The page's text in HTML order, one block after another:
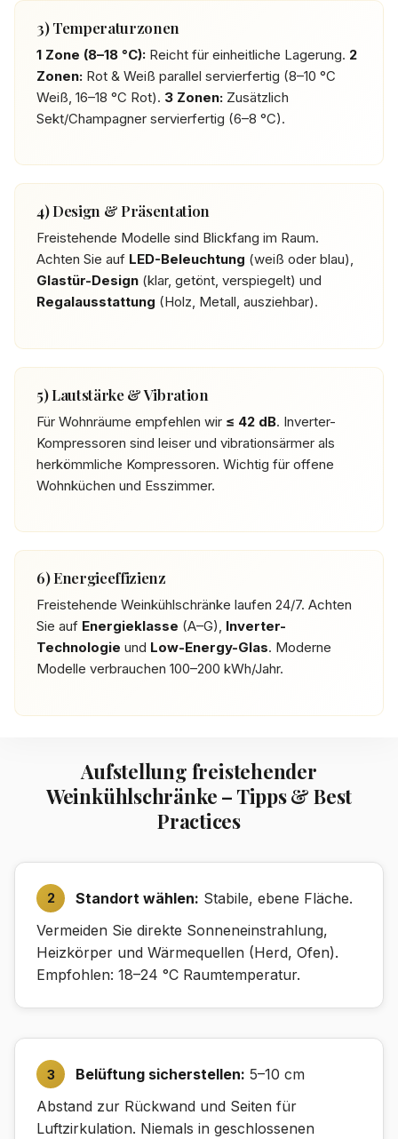
3) Temperaturzonen
1 Zone (8–18 °C): Reicht für einheitliche Lagerung. 2
Zonen: Rot & Weiß parallel servierfertig (8–10 °C
Weiß, 16–18 °C Rot). 3 Zonen: Zusätzlich
Sekt/Champagner servierfertig (6–8 °C).
4) Design & Präsentation
Freistehende Modelle sind Blickfang im Raum.
Achten Sie auf LED-Beleuchtung (weiß oder blau),
Glastür-Design (klar, getönt, verspiegelt) und
Regalausstattung (Holz, Metall, ausziehbar).
5) Lautstärke & Vibration
Für Wohnräume empfehlen wir ≤ 42 dB. Inverter-
Kompressoren sind leiser und vibrationsärmer als
herkömmliche Kompressoren. Wichtig für offene
Wohnküchen und Esszimmer.
6) Energieeffizienz
Freistehende Weinkühlschränke laufen 24/7. Achten
Sie auf Energieklasse (A–G), Inverter-
Technologie und Low-Energy-Glas. Moderne
Modelle verbrauchen 100–200 kWh/Jahr.
Aufstellung freistehender
Weinkühlschränke – Tipps & Best
Practices
Standort wählen: Stabile, ebene Fläche.
Vermeiden Sie direkte Sonneneinstrahlung,
Heizkörper und Wärmequellen (Herd, Ofen).
Empfohlen: 18–24 °C Raumtemperatur.
Belüftung sicherstellen: 5–10 cm
Abstand zur Rückwand und Seiten für
Luftzirkulation. Niemals in geschlossenen